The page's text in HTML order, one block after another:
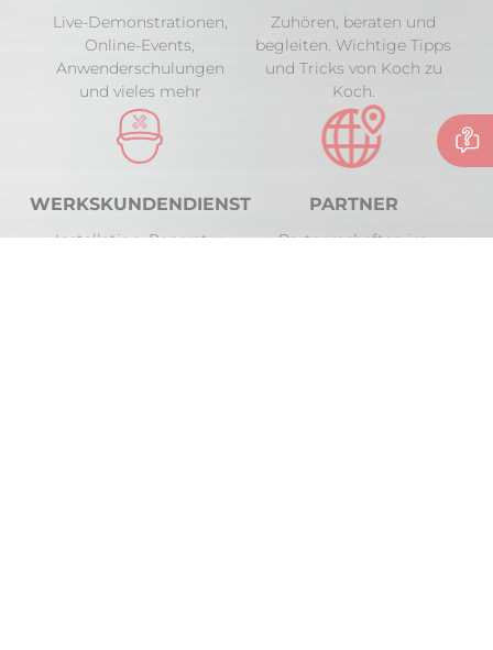
Live-Demonstrationen,
Online-Events,
Anwenderschulungen
und vieles mehr
Zuhören, beraten und
begleiten. Wichtige Tipps
und Tricks von Koch zu
Koch.
WERKSKUNDENDIENST
Installation, Reparatur
PARTNER
Partnerschaften im